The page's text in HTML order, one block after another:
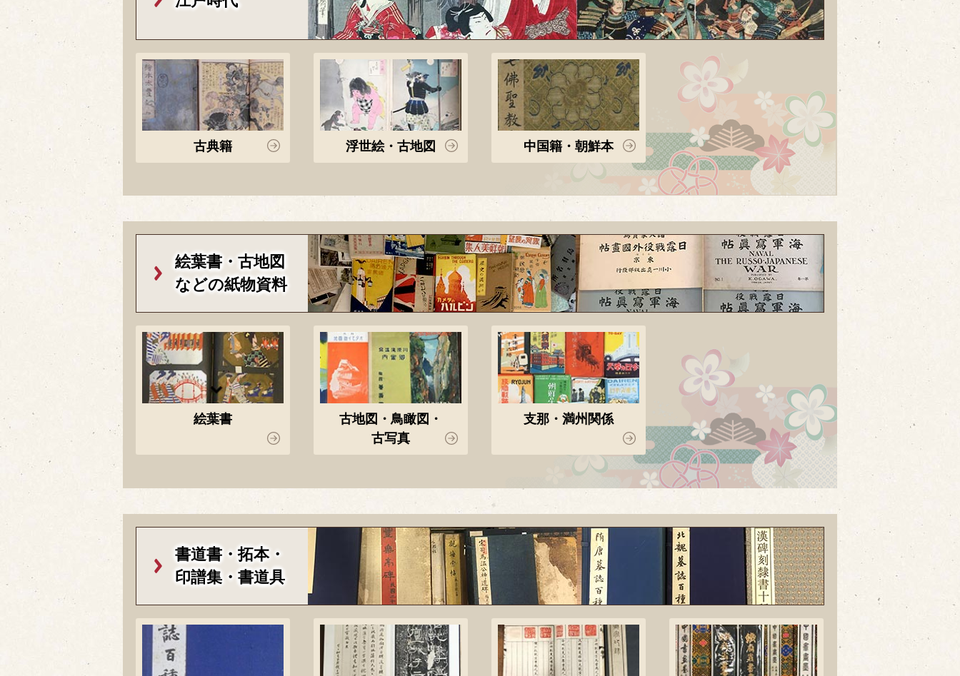
古典籍 浮世絵・古地図 中国籍・朝鮮本
絵葉書・古地図
などの紙物資料
絵葉書
古地図・鳥瞰図・
古写真
支那・満州関係
書道書・拓本・
印譜集・書道具